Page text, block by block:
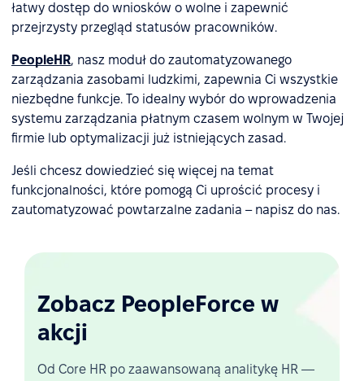
łatwy dostęp do wniosków o wolne i zapewnić
przejrzysty przegląd statusów pracowników.
PeopleHR, nasz moduł do zautomatyzowanego
zarządzania zasobami ludzkimi, zapewnia Ci wszystkie
niezbędne funkcje. To idealny wybór do wprowadzenia
systemu zarządzania płatnym czasem wolnym w Twojej
firmie lub optymalizacji już istniejących zasad.
Jeśli chcesz dowiedzieć się więcej na temat
funkcjonalności, które pomogą Ci uprościć procesy i
zautomatyzować powtarzalne zadania – napisz do nas.
Zobacz PeopleForce w
akcji
Od Core HR po zaawansowaną analitykę HR —